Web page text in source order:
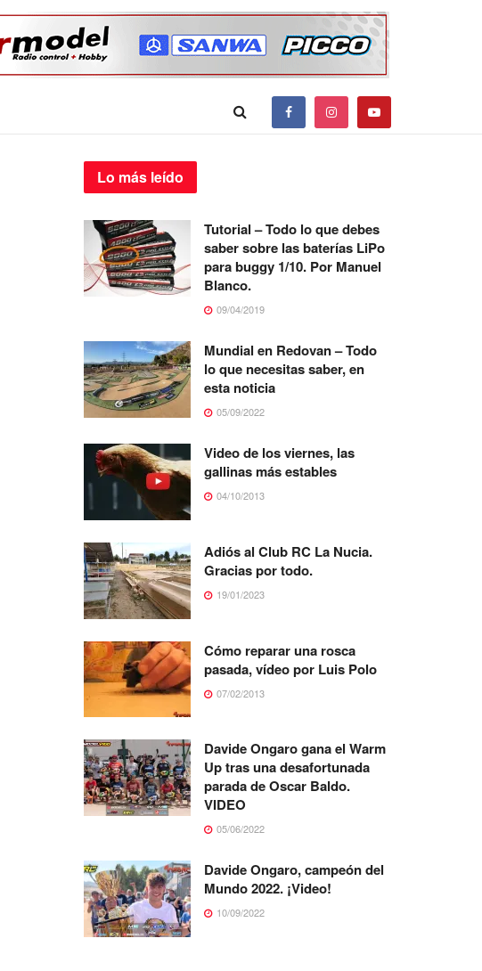
Lo más leído
Tutorial – Todo lo que debes
saber sobre las baterías LiPo
para buggy 1/10. Por Manuel
Blanco.
09/04/2019
Mundial en Redovan – Todo
lo que necesitas saber, en
esta noticia
05/09/2022
Video de los viernes, las
gallinas más estables
04/10/2013
Adiós al Club RC La Nucia.
Gracias por todo.
19/01/2023
Cómo reparar una rosca
pasada, vídeo por Luis Polo
07/02/2013
Davide Ongaro gana el Warm
Up tras una desafortunada
parada de Oscar Baldo.
VIDEO
05/06/2022
Davide Ongaro, campeón del
Mundo 2022. ¡Video!
10/09/2022